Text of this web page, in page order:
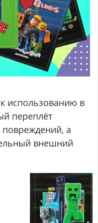
использованию в
переплёт
а
внешний